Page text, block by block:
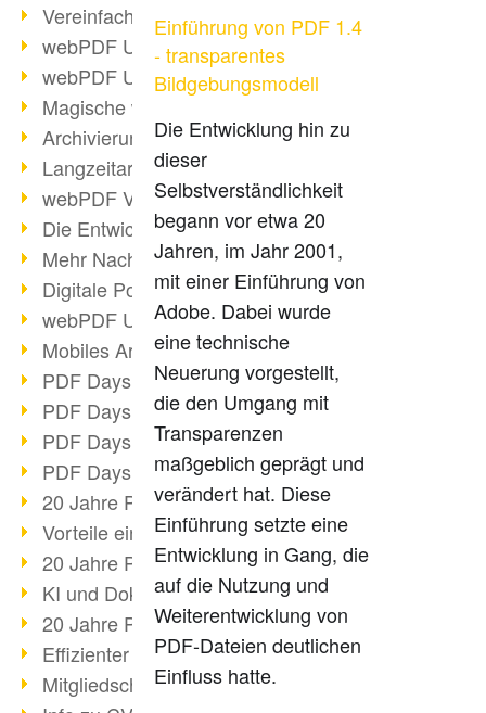
Vereinfachung Personalprozesse
webPDF Update 8.0.0.2727
webPDF Update 9.0.0.2732
Magische webPDF Version 9
Archivierung: Aufbewahrungsfristen
Langzeitarchivierung mit PDF/A
webPDF Video - Behind the Scenes
Die Entwicklung von PDF/X
Mehr Nachhaltigkeit durch PDF
Digitale Post als PDF/A
webPDF Update 8.0.0.2531
Mobiles Arbeiten mit PDF
PDF Days 2022 Themenblock 3
PDF Days 2022 Themenblock 2
PDF Days 2022 Themenblock 1
PDF Days Europe 2022
20 Jahre PDF/X (Teil 3)
Vorteile einer PDF-Businesslösung
20 Jahre PDF/X (Teil 2)
KI und Dokumenten-Management
20 Jahre PDF/X (Teil 1)
Effizienter Dokumenten Workflow
Mitgliedschaft PDF Association
Einführung von PDF 1.4
- transparentes
Bildgebungsmodell
Die Entwicklung hin zu
dieser
Selbstverständlichkeit
begann vor etwa 20
Jahren, im Jahr 2001,
mit einer Einführung von
Adobe. Dabei wurde
eine technische
Neuerung vorgestellt,
die den Umgang mit
Transparenzen
maßgeblich geprägt und
verändert hat. Diese
Einführung setzte eine
Entwicklung in Gang, die
auf die Nutzung und
Weiterentwicklung von
PDF-Dateien deutlichen
Einfluss hatte.